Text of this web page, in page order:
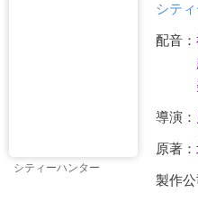
シティーハンター
シテ
配音：
導演：
原著：
製作公